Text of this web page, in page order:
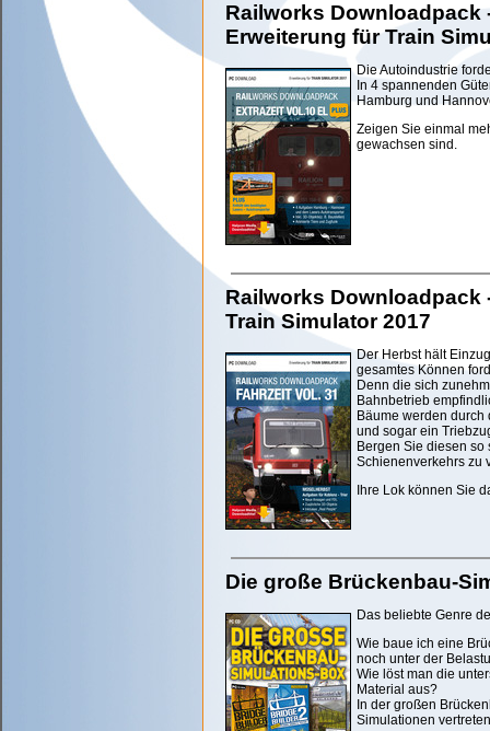
Railworks Downloadpack
Erweiterung für Train
Die Autoindustrie
In 4 spannenden
Hamburg und
Zeigen Sie einmal
gewachsen sind.
Railworks Downloadpack
Train Simulator 2017
Der Herbst hält
gesamtes Können
Denn die sich
Bahnbetrieb
Bäume werden
und sogar ein
Bergen Sie diesen
Schienenverkehrs zu
Ihre Lok können Sie
Die große Brückenbau-
Das beliebte Genre
Wie baue ich eine
noch unter der
Wie löst man die
Material aus?
In der großen
Simulationen